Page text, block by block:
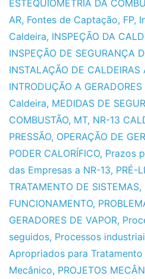
ESTEQUIOMETRIA DA
AR, Fontes de Captação, FP,
Caldeira, INSPEÇÃO DA
INSPEÇÃO DE SEGURANÇA
INSTALAÇÃO DE CALDEIRAS
INTRODUÇÃO A
Caldeira, MEDIDAS DE
COMBUSTÃO, MT, NR-13
PRESSÃO, OPERAÇÃO DE
PODER CALORÍFICO, Prazos
das Empresas a NR-13, PRÉ-
TRATAMENTO DE SISTEMAS,
FUNCIONAMENTO,
GERADORES DE VAPOR,
seguidos, Processos
Apropriados para Tratamento
Mecânico, PROJETOS